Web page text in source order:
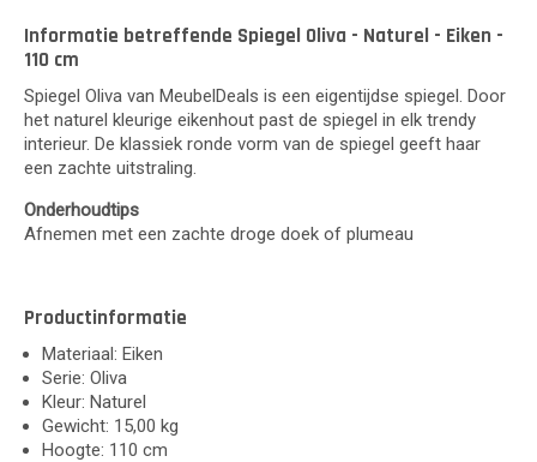
Informatie betreffende Spiegel Oliva - Naturel - Eiken -
110 cm
Spiegel Oliva van MeubelDeals is een eigentijdse spiegel. Door
het naturel kleurige eikenhout past de spiegel in elk trendy
interieur. De klassiek ronde vorm van de spiegel geeft haar
een zachte uitstraling.
Onderhoudtips
Afnemen met een zachte droge doek of plumeau
Productinformatie
Materiaal: Eiken
Serie: Oliva
Kleur: Naturel
Gewicht: 15,00 kg
Hoogte: 110 cm